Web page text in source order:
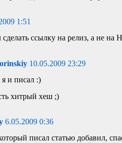
1:51
сделать ссылку на релиз, а не на
10.05.2009 23:29
я и писал :)
хитрый хеш ;)
6.05.2009 0:36
писал статью добавил,